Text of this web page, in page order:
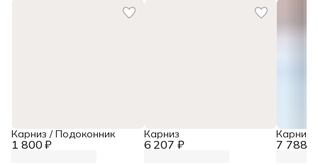
1 800 ₽
Карниз / Подоконник
6 207 ₽
Карниз
7 788 ₽
Карниз